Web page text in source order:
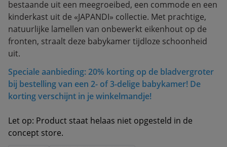
bestaande uit een meegroeibed, een commode en een
kinderkast uit de «JAPANDI» collectie. Met prachtige,
natuurlijke lamellen van onbewerkt eikenhout op de
fronten, straalt deze babykamer tijdloze schoonheid
uit.
Speciale aanbieding: 20% korting op de bladvergroter
bij bestelling van een 2- of 3-delige babykamer! De
korting verschijnt in je winkelmandje!
Let op: Product staat helaas niet opgesteld in de
concept store.